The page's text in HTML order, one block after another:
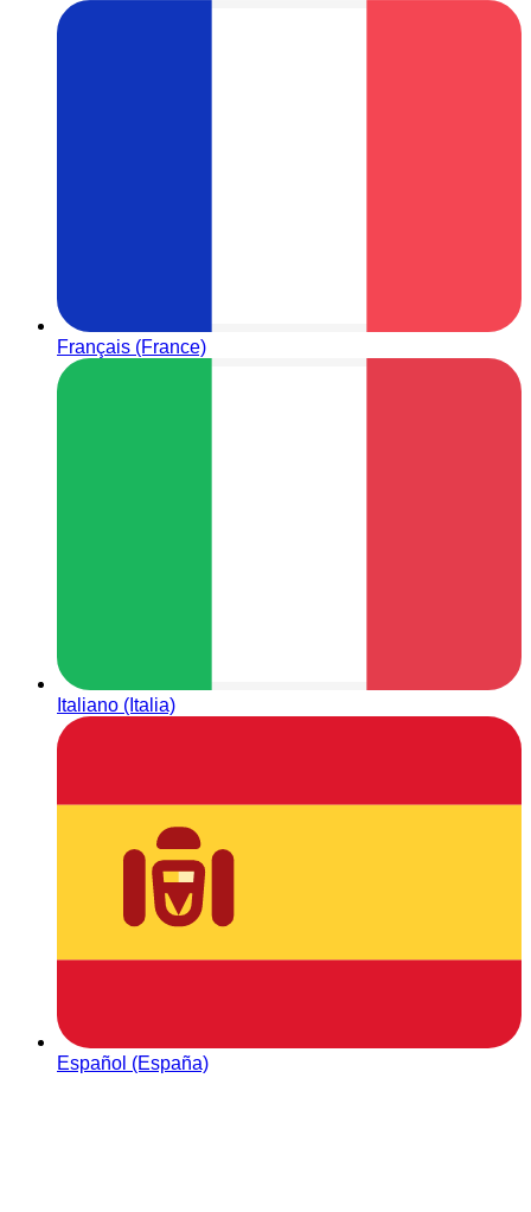
Français (France)
Italiano (Italia)
Español (España)